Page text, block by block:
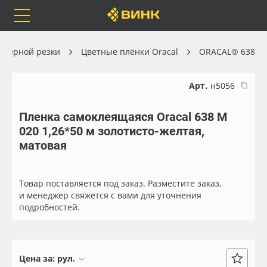
Каталог
Orafol
Бренды
Доставка
Весь каталог
Рулонные материалы
Самоклеящиеся плёнки
Листовые материалы
резки Цветные плёнки Oracal ORACAL® 638
Арт. н5056
Пленка самоклеящаяся Oracal 638 M
020 1,26*50 м золотисто-желтая,
матовая
Товар поставляется под заказ. Разместите заказ,
и менеджер свяжется с вами для уточнения
подробностей.
Цена за: рул.